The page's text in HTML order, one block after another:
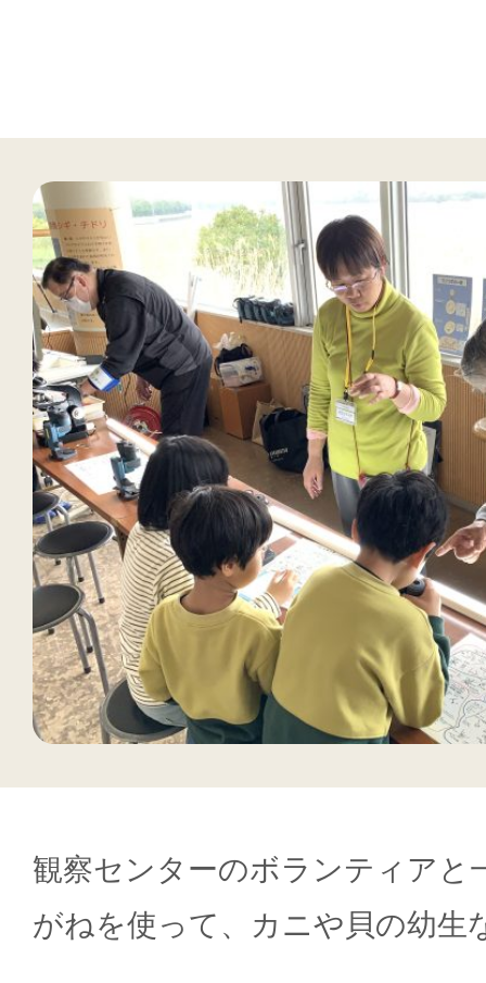
観察センターのボランティアと
がねを使って、カニや貝の幼生